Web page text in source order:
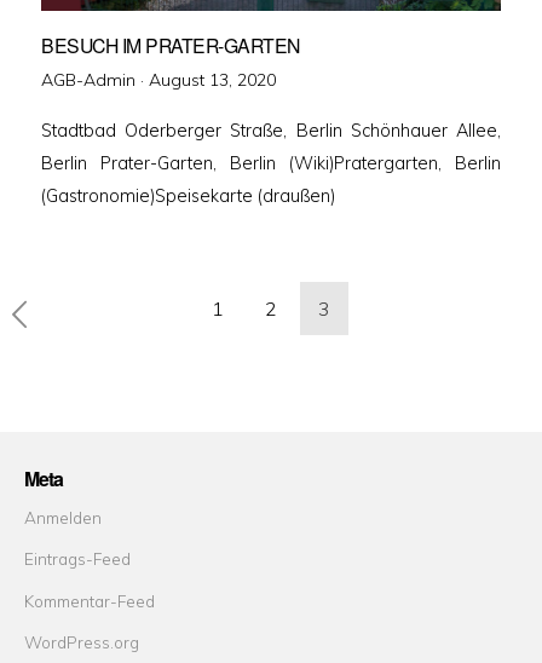
BESUCH IM PRATER-GARTEN
AGB-Admin · Veröffentlicht
August 13, 2020
Stadtbad Oderberger Straße, Berlin Schönhauer Allee,
Berlin Prater-Garten, Berlin (Wiki)Pratergarten, Berlin
(Gastronomie)Speisekarte (draußen)
Seitennummerierung
der
1 2 3
Meta
Anmelden
Eintrags-Feed
Kommentar-Feed
WordPress.org